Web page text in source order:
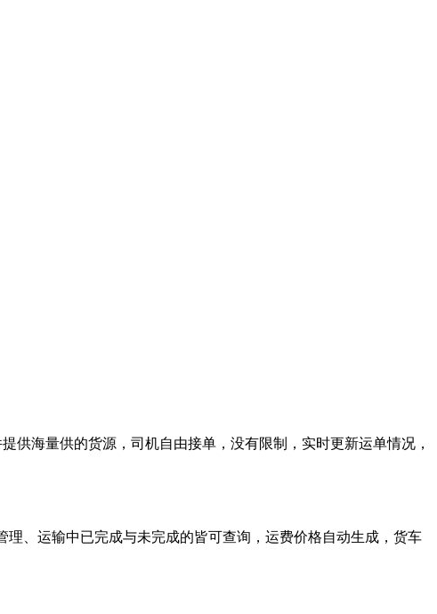
供海量供的货源，司机自由接单，没有限制，实时更新运单情况，
、运输中已完成与未完成的皆可查询，运费价格自动生成，货车